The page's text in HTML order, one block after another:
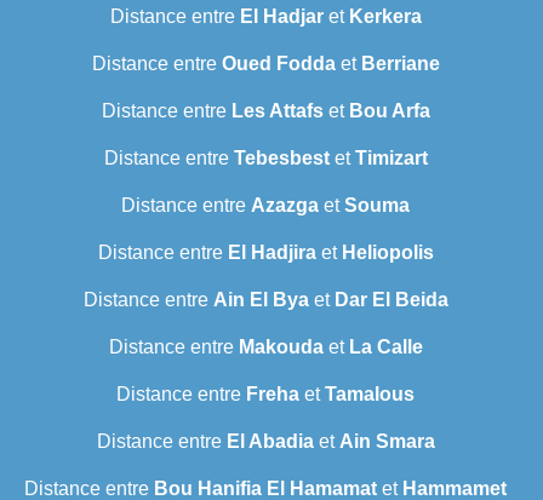
Distance entre El Hadjaret Kerkera
Distance entre Oued Foddaet Berriane
Distance entre Les Attafset Bou Arfa
Distance entre TebesbestetTimizart
Distance entre Azazga etSouma
Distance entre El Hadjiraet Heliopolis
Distance entre Ain El Byaet Dar El Beida
Distance entre Makoudaet La Calle
Distance entre Freha etTamalous
Distance entre El Abadiaet Ain Smara
Distance entre Bou Hanifia El Hamamat et Hammamet